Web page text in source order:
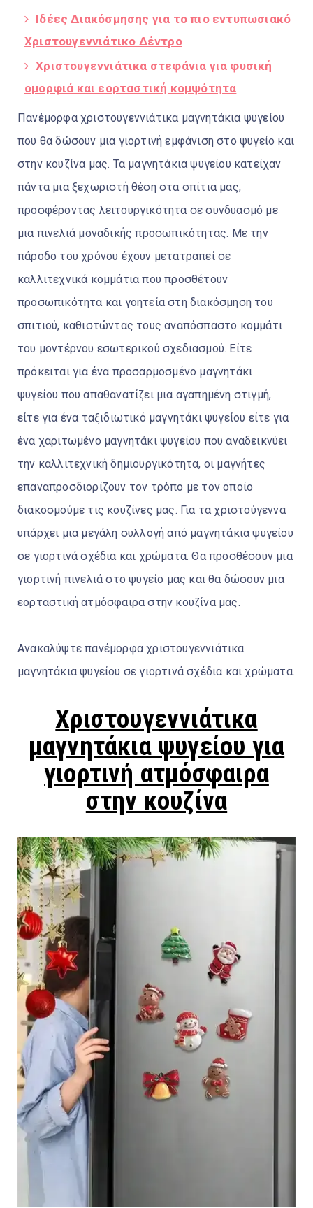
Ιδέες Διακόσμησης για το πιο εντυπωσιακό
Χριστουγεννιάτικο Δέντρο
Χριστουγεννιάτικα στεφάνια για φυσική
ομορφιά και εορταστική κομψότητα
Πανέμορφα χριστουγεννιάτικα μαγνητάκια ψυγείου
που θα δώσουν μια γιορτινή εμφάνιση στο ψυγείο και
στην κουζίνα μας. Τα μαγνητάκια ψυγείου κατείχαν
πάντα μια ξεχωριστή θέση στα σπίτια μας,
προσφέροντας λειτουργικότητα σε συνδυασμό με
μια πινελιά μοναδικής προσωπικότητας. Με την
πάροδο του χρόνου έχουν μετατραπεί σε
καλλιτεχνικά κομμάτια που προσθέτουν
προσωπικότητα και γοητεία στη διακόσμηση του
σπιτιού, καθιστώντας τους αναπόσπαστο κομμάτι
του μοντέρνου εσωτερικού σχεδιασμού. Είτε
πρόκειται για ένα προσαρμοσμένο μαγνητάκι
ψυγείου που απαθανατίζει μια αγαπημένη στιγμή,
είτε για ένα ταξιδιωτικό μαγνητάκι ψυγείου είτε για
ένα χαριτωμένο μαγνητάκι ψυγείου που αναδεικνύει
την καλλιτεχνική δημιουργικότητα, οι μαγνήτες
επαναπροσδιορίζουν τον τρόπο με τον οποίο
διακοσμούμε τις κουζίνες μας. Για τα χριστούγεννα
υπάρχει μια μεγάλη συλλογή από μαγνητάκια ψυγείου
σε γιορτινά σχέδια και χρώματα. Θα προσθέσουν μια
γιορτινή πινελιά στο ψυγείο μας και θα δώσουν μια
εορταστική ατμόσφαιρα στην κουζίνα μας.
Ανακαλύψτε πανέμορφα χριστουγεννιάτικα
μαγνητάκια ψυγείου σε γιορτινά σχέδια και χρώματα.
Χριστουγεννιάτικα
μαγνητάκια ψυγείου για
γιορτινή ατμόσφαιρα
στην κουζίνα